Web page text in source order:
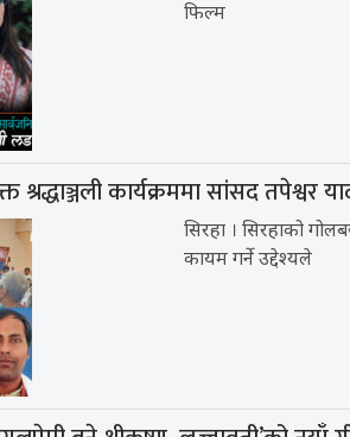
फिल्म
कार्यक्रममा सांसद तपेश्वर
सिरहा । सिरहाको
कायम गर्ने उद्देश्यले